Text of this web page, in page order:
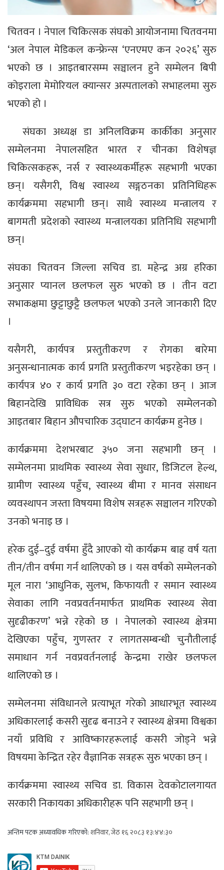
चितवन । नेपाल चिकित्सक संघको आयोजनामा चितवनमा
‘अल नेपाल मेडिकल कन्फ्रेन्स ‘एनएमए कन २०२६’ सुरु
भएको छ । आइतबारसम्म सञ्चालन हुने सम्मेलन बिपी
कोइराला मेमोरियल क्यान्सर अस्पतालको सभाहलमा सुरु
भएको हो ।
संघका अध्यक्ष डा अनिलविक्रम कार्कीका अनुसार
सम्मेलनमा नेपालसहित भारत र चीनका विशेषज्ञ
चिकित्सकहरू, नर्स र स्वास्थ्यकर्मीहरू सहभागी भएका
छन्। यसैगरी, विश्व स्वास्थ्य सङ्गठनका प्रतिनिधिहरू
कार्यक्रममा सहभागी छन्। साथै स्वास्थ्य मन्त्रालय र
बागमती प्रदेशको स्वास्थ्य मन्त्रालयका प्रतिनिधि सहभागी
छन्।
संघका चितवन जिल्ला सचिव डा. महेन्द्र अग्र हरिका
अनुसार प्यानल छलफल सुरु भएको छ । तीन वटा
सभाकक्षमा छुट्टाछुट्टै छलफल भएको उनले जानकारी दिए
।
यसैगरी, कार्यपत्र प्रस्तुतीकरण र रोगका बारेमा
अनुसन्धानात्मक कार्य प्रगति प्रस्तुतीकरण भइरहेका छन् ।
कार्यपत्र ४० र कार्य प्रगति ३० वटा रहेका छन् । आज
बिहानदेखि प्राविधिक सत्र सुरु भएको सम्मेलनको
आइतबार बिहान औपचारिक उद्घाटन कार्यक्रम हुनेछ ।
कार्यक्रममा देशभरबाट ३५० जना सहभागी छन् ।
सम्मेलनमा प्राथमिक स्वास्थ्य सेवा सुधार, डिजिटल हेल्थ,
ग्रामीण स्वास्थ्य पहुँच, स्वास्थ्य बीमा र मानव संसाधन
व्यवस्थापन जस्ता विषयमा विशेष सत्रहरू सञ्चालन गरिएको
उनको भनाइ छ ।
हरेक दुई–दुई वर्षमा हुँदै आएको यो कार्यक्रम बाह्र वर्ष यता
तीन/तीन वर्षमा गर्न थालिएको छ । यस वर्षको सम्मेलनको
मूल नारा ‘आधुनिक, सुलभ, किफायती र समान स्वास्थ्य
सेवाका लागि नवप्रवर्तनमार्फत प्राथमिक स्वास्थ्य सेवा
सुदृढीकरण’ भन्ने रहेको छ । नेपालको स्वास्थ्य क्षेत्रमा
देखिएका पहुँच, गुणस्तर र लागतसम्बन्धी चुनौतीलाई
समाधान गर्न नवप्रवर्तनलाई केन्द्रमा राखेर छलफल
थालिएको छ ।
सम्मेलनमा संविधानले प्रत्याभूत गरेको आधारभूत स्वास्थ्य
अधिकारलाई कसरी सुदृढ बनाउने र स्वास्थ्य क्षेत्रमा विश्वका
नयाँ प्रविधि र आविष्कारहरूलाई कसरी जोड्ने भन्ने
विषयमा केन्द्रित रहेर वैज्ञानिक सत्रहरू सुरु भएका छन् ।
कार्यक्रममा स्वास्थ्य सचिव डा. विकास देवकोटालगायत
सरकारी निकायका अधिकारीहरू पनि सहभागी छन् ।
अन्तिम पटक अध्यावधिक गरिएको:शनिवार, जेठ १६ २०८३ १३:४४:३०